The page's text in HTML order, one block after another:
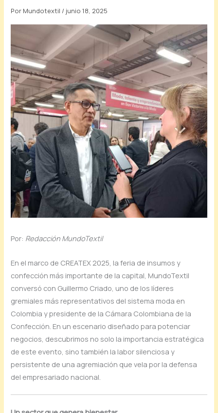
Por Mundotextil / junio 18, 2025
Por: Redacción MundoTextil
En el marco de CREATEX 2025, la feria de insumos y
confección más importante de la capital, MundoTextil
conversó con Guillermo Criado, uno de los líderes
gremiales más representativos del sistema moda en
Colombia y presidente de la Cámara Colombiana de la
Confección. En un escenario diseñado para potenciar
negocios, descubrimos no solo la importancia estratégica
de este evento, sino también la labor silenciosa y
persistente de una agremiación que vela por la defensa
del empresariado nacional.